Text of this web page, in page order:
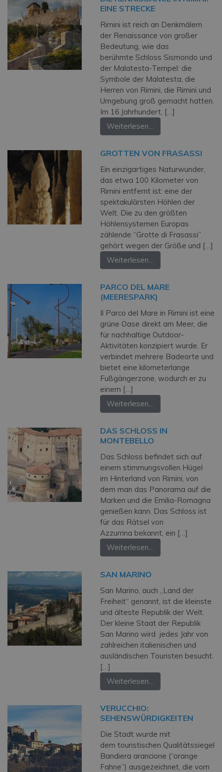
EINE STRECKE
Rimini ist reich an Denkmälern
der Renaissance von großer
Bedeutung, wie das
berühmte Schloss Sismondo und
der Malatesta-Tempel: die
Symbole der Malatesta, die
Herren von Rimini, die Rimini und
Umgebung groß gemacht hatten.
Im 16.Jahrhundert, […]
Weiterlesen…
GROTTEN VON FRASASSI
Ein einzigartiges Naturwunder,
das etwa 100 Kilometer von
Rimini entfernt ist: eine der
spektakulärsten Höhlen der
Welt. Die zu den größten
Höhlensystemen Europas
zählende “Grotte di Frasassi”
gehört wegen der Größe und […]
Weiterlesen…
PARCO DEL MARE
(MEERESPARK)
Il Parco del Mare in Rimini ist eine
grüne Oase direkt am Meer, die
für nachhaltige Outdoor-
Aktivitäten konzipiert wurde. Er
verbindet mehrere Badeorte und
bietet eine kilometerlange
Fußgängerzone, wodurch er zu
einem […]
Weiterlesen…
DAS SCHLOSS IN
MONTEBELLO
Das Schloss befindet sich auf
einem stimmungsvollen Hügel
im Hinterland von Rimini, von
dem man das Panorama auf die
Marken und die Emilia-Romagna
genießen kann. Das Schloss ist
für das Rätsel von
Azzurrina bekannt, ein […]
Weiterlesen…
SAN MARINO
San Marino, auch „Land der
Freiheit“ genannt, ist die kleinste
und älteste Republik der Welt.
Der kleine Staat der Republik
San Marino wird jedes Jahr von
zahlreichen italienischen und
ausländischen Touristen besucht.
[…]
Weiterlesen…
VERUCCHIO:
SEHENSWÜRDIGKEITEN
Die Stadt wurde mit
dem touristischen Qualitätssiegel
Bandiera arancione (“orange
Fahne”) ausgezeichnet, die vom